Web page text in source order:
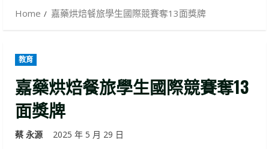
Home 嘉藥烘焙餐旅學生國際競賽奪13面獎牌
教育
嘉藥烘焙餐旅學生國際競賽奪13
面獎牌
蔡 永源 2025 年 5 月 29 日